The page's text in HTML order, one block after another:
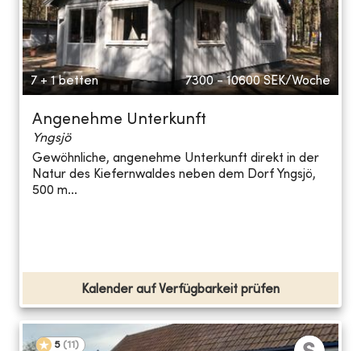
7 + 1 betten 7300 - 10600 SEK/Woche
Angenehme Unterkunft
Yngsjö
Gewöhnliche, angenehme Unterkunft direkt in der
Natur des Kiefernwaldes neben dem Dorf Yngsjö,
500 m...
Kalender auf Verfügbarkeit prüfen
5 (11 )